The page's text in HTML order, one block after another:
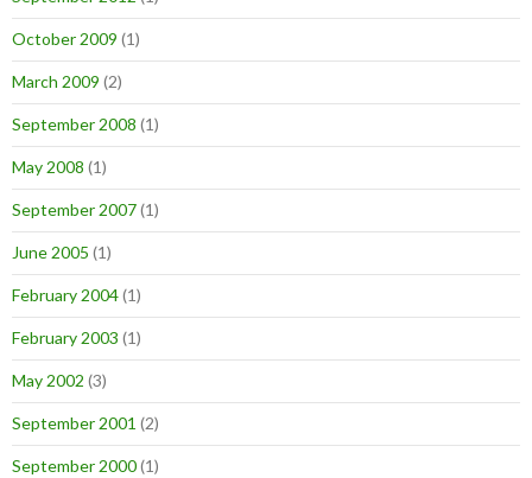
October 2009 (1)
March 2009 (2)
September 2008 (1)
May 2008 (1)
September 2007(1)
June 2005 (1)
February 2004(1)
February 2003 (1)
May 2002 (3)
September 2001 (2)
September 2000(1)